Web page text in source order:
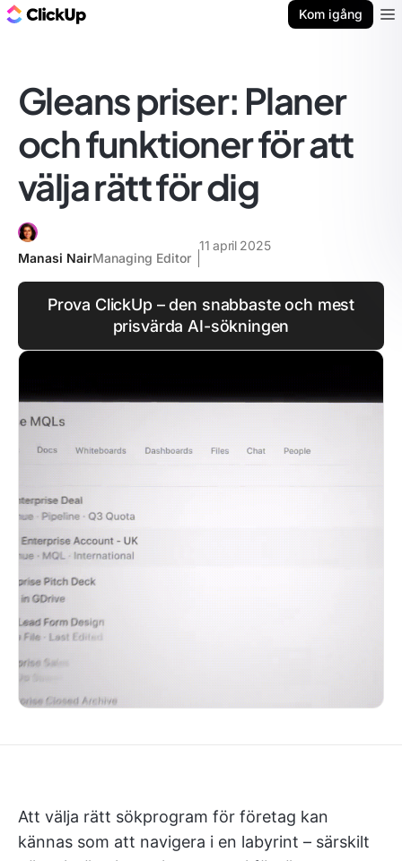
Kom igång
Gleans priser: Planer
och funktioner för att
välja rätt för dig
Manasi NairManaging Editor
11 april 2025
Prova ClickUp – den snabbaste och mest
prisvärda AI-sökningen
Att välja rätt sökprogram för företag kan
kännas som att navigera i en labyrint – särskilt